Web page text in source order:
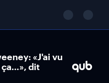
«J'ai vu
ça…», dit